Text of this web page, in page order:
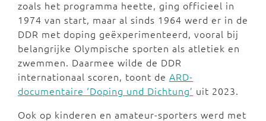
zoals het programma heette, ging officieel in
1974 van start, maar al sinds 1964 werd er in de
DDR met doping geëxperimenteerd, vooral bij
belangrijke Olympische sporten als atletiek en
zwemmen. Daarmee wilde de DDR
internationaal scoren, toont de ARD-
documentaire ‘Doping und Dichtung’ uit 2023.
Ook op kinderen en amateur-sporters werd met